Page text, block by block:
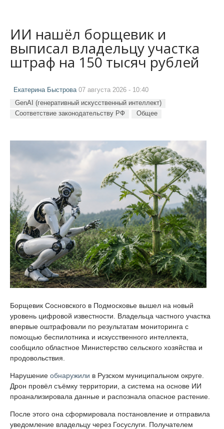
ИИ нашёл борщевик и
выписал владельцу участка
штраф на 150 тысяч рублей
Екатерина Быстрова 07 августа 2026 - 10:40
GenAI (генеративный искусственный интеллект)
Соответствие законодательству РФ
Общее
Борщевик Сосновского в Подмосковье вышел на новый
уровень цифровой известности. Владельца частного участка
впервые оштрафовали по результатам мониторинга с
помощью беспилотника и искусственного интеллекта,
сообщило областное Министерство сельского хозяйства и
продовольствия.
Нарушение обнаружили в Рузском муниципальном округе.
Дрон провёл съёмку территории, а система на основе ИИ
проанализировала данные и распознала опасное растение.
После этого она сформировала постановление и отправила
уведомление владельцу через Госуслуги. Получателем